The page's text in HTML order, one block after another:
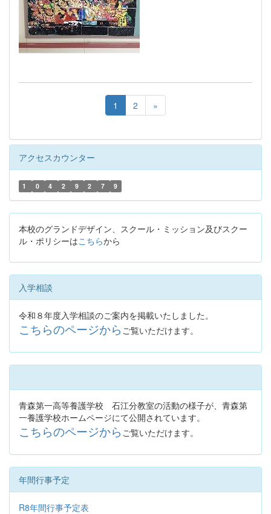
1 2 »
アクセスカウンター
1 0 4 2 9 2 7 9
本校のグランドデザイン、スクール・ミッション及びスクー
ル・ポリシーはこちらから
入学相談
令和８年度入学相談のご案内を掲載いたしました。
こちらのページから ご覧いただけます。
青森第一高等養護学校 石江分教室の活動の様子が、青森第
一養護学校ホームページにて公開されています。
こちらのページから ご覧いただけます。
年間行事予定
R8年間行事予定表